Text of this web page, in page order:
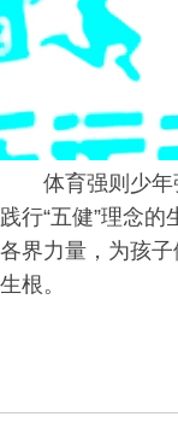
体育强则少
践行“五健”理念
各界力量，为孩
生根。